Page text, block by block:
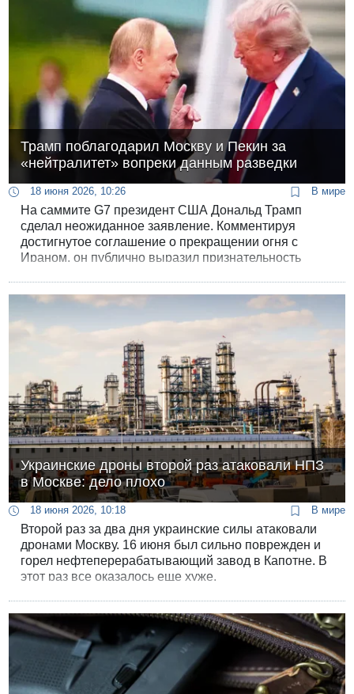
Трамп поблагодарил Москву и Пекин за
«нейтралитет» вопреки данным разведки
18 июня 2026, 10:26 В мире
На саммите G7 президент США Дональд Трамп
сделал неожиданное заявление. Комментируя
достигнутое соглашение о прекращении огня с
Ираном, он публично выразил признательность
фазы конфликта. Однако аналитические отчеты и
расследования ведущих англоязычных СМИ рисуют
совершенно иную картину: Москва и Пекин не
вступали в войну открыто, но обеспечили Тегерану
мощнейший технологический, информационный и
экономический тыл.
Украинские дроны второй раз атаковали НПЗ
в Москве: дело плохо
18 июня 2026, 10:18 В мире
Второй раз за два дня украинские силы атаковали
дронами Москву. 16 июня был сильно поврежден и
горел нефтеперерабатывающий завод в Капотне. В
этот раз все оказалось еще хуже.